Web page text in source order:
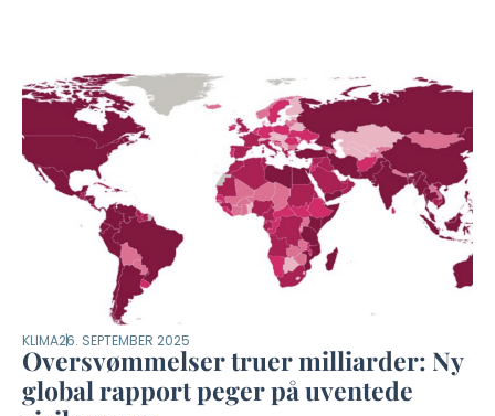
KLIMA26. SEPTEMBER 2025
Oversvømmelser truer milliarder: Ny
global rapport peger på uventede